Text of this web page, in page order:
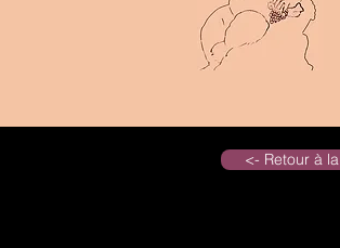
<- Retour à